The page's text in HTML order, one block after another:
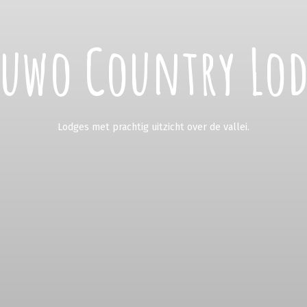
Country
Lodges met prachtig uitzicht over de vallei.